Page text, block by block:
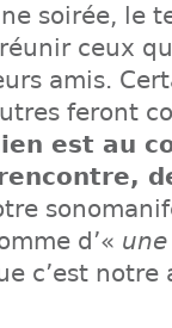
soirée, le
ceux
amis.
feront
est au
d’«
c’est notre